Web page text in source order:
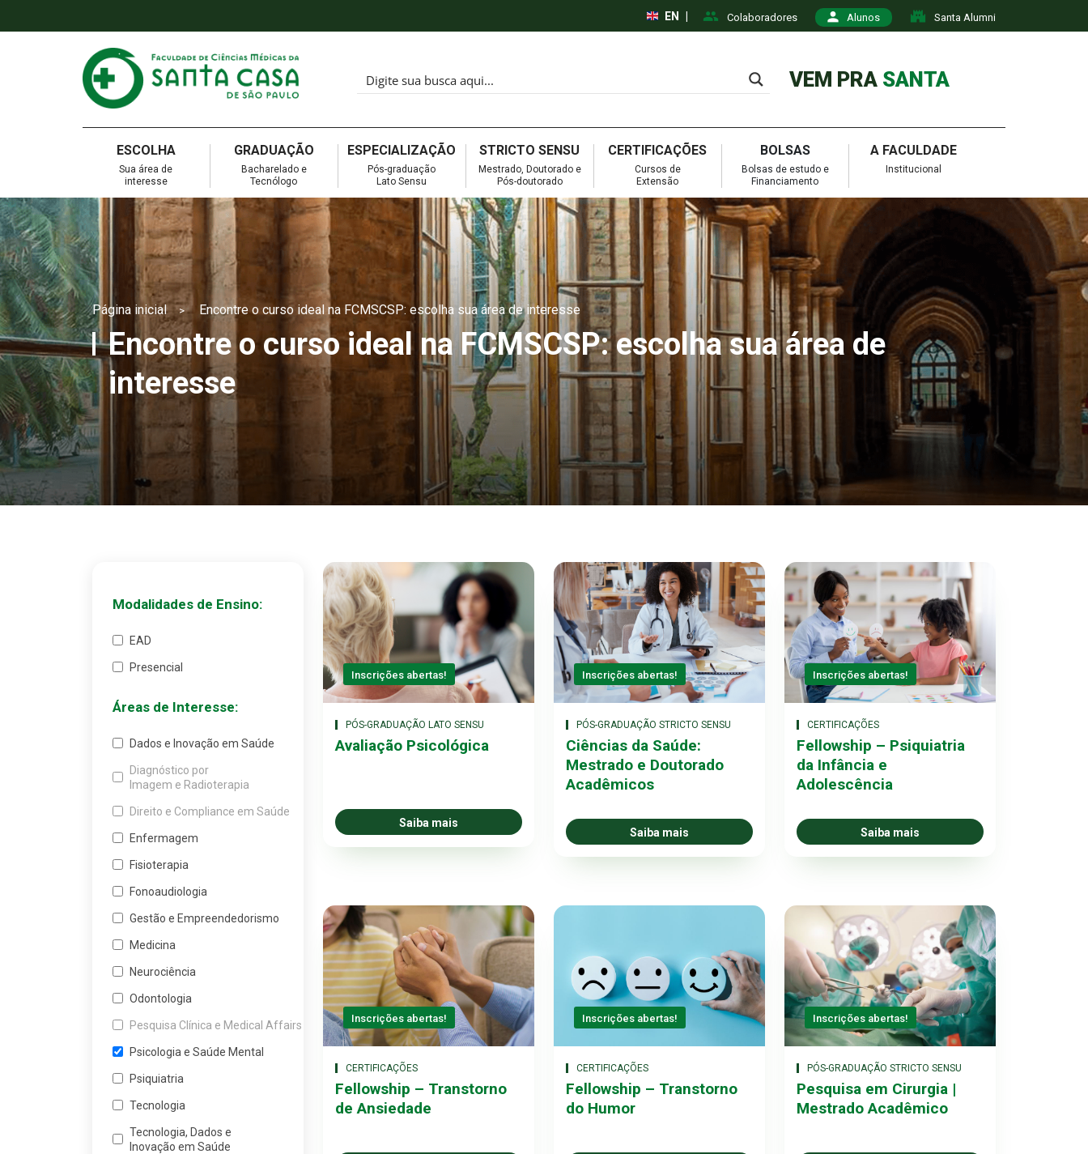
Colaboradores Alunos Santa Alumni
EN
VEM PRA SANTA
ESCOLHA
Sua área de
interesse
GRADUAÇÃO
Bacharelado e
Tecnólogo
ESPECIALIZAÇÃO
Pós-graduação
Lato Sensu
STRICTO SENSU
Mestrado, Doutorado e
Pós-doutorado
CERTIFICAÇÕES
Cursos de
Extensão
BOLSAS
Bolsas de estudo e
Financiamento
A FACULDADE
Institucional
Página inicial > Encontre o curso ideal na FCMSCSP: escolha sua área de interesse
Encontre o curso ideal na FCMSCSP: escolha sua área de
interesse
Modalidades de Ensino:
EAD
Presencial
Áreas de Interesse:
Dados e Inovação em Saúde
Diagnóstico por
Imagem e Radioterapia
Direito e Compliance em Saúde
Enfermagem
Fisioterapia
Fonoaudiologia
Gestão e Empreendedorismo
Medicina
Neurociência
Odontologia
Pesquisa Clínica e Medical Affairs
Psicologia e Saúde Mental
Psiquiatria
Tecnologia
Tecnologia, Dados e
Inovação em Saúde
Inscrições abertas!
PÓS-GRADUAÇÃO LATO SENSU
Avaliação Psicológica
Saiba mais
Inscrições abertas!
PÓS-GRADUAÇÃO STRICTO SENSU
Ciências da Saúde:
Mestrado e Doutorado
Acadêmicos
Saiba mais
Inscrições abertas!
CERTIFICAÇÕES
Fellowship – Psiquiatria
da Infância e
Adolescência
Saiba mais
Inscrições abertas!
CERTIFICAÇÕES
Fellowship – Transtorno
de Ansiedade
Inscrições abertas!
CERTIFICAÇÕES
Fellowship – Transtorno
do Humor
Inscrições abertas!
PÓS-GRADUAÇÃO STRICTO SENSU
Pesquisa em Cirurgia |
Mestrado Acadêmico